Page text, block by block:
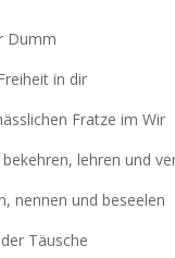
Dumm
in dir
Fratze im Wir
lehren und
nennen und beseelen
Täusche